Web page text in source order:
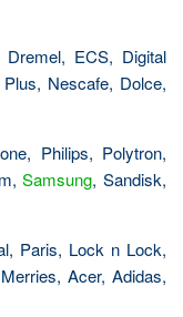
ECS, Digital
Nescafe, Dolce,
Philips, Polytron,
Samsung, Sandisk,
Paris, Lock n Lock,
Acer, Adidas,